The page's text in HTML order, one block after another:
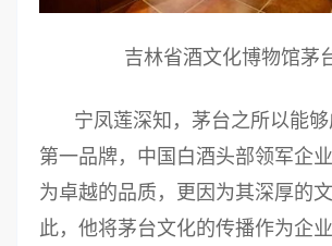
吉林省酒文化博物馆茅
宁凤莲深知，茅台之所以能
第一品牌，中国白酒头部领军企
为卓越的品质，更因为其深厚的
此，他将茅台文化的传播作为企